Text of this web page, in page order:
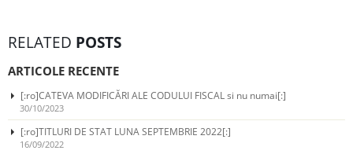
RELATED POSTS
ARTICOLE RECENTE
[:ro]CATEVA MODIFICĂRI ALE CODULUI FISCAL si nu numai[:]
30/10/2023
[:ro]TITLURI DE STAT LUNA SEPTEMBRIE 2022[:]
16/09/2022